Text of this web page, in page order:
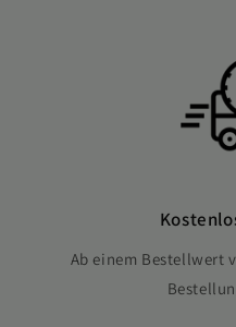
Ab einem Bestellwert